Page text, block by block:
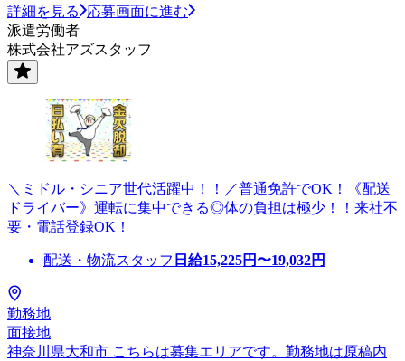
詳細を見る
応募画面に進む
派遣労働者
株式会社アズスタッフ
＼ミドル・シニア世代活躍中！！／普通免許でOK！《配送
ドライバー》運転に集中できる◎体の負担は極少！！来社不
要・電話登録OK！
配送・物流スタッフ 日給15,225円〜19,032円
勤務地
面接地
神奈川県大和市 こちらは募集エリアです。勤務地は原稿内